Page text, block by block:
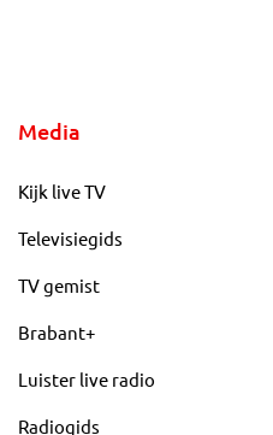
Media
Kijk live TV
Televisiegids
TV gemist
Brabant+
Luister live radio
Radiogids